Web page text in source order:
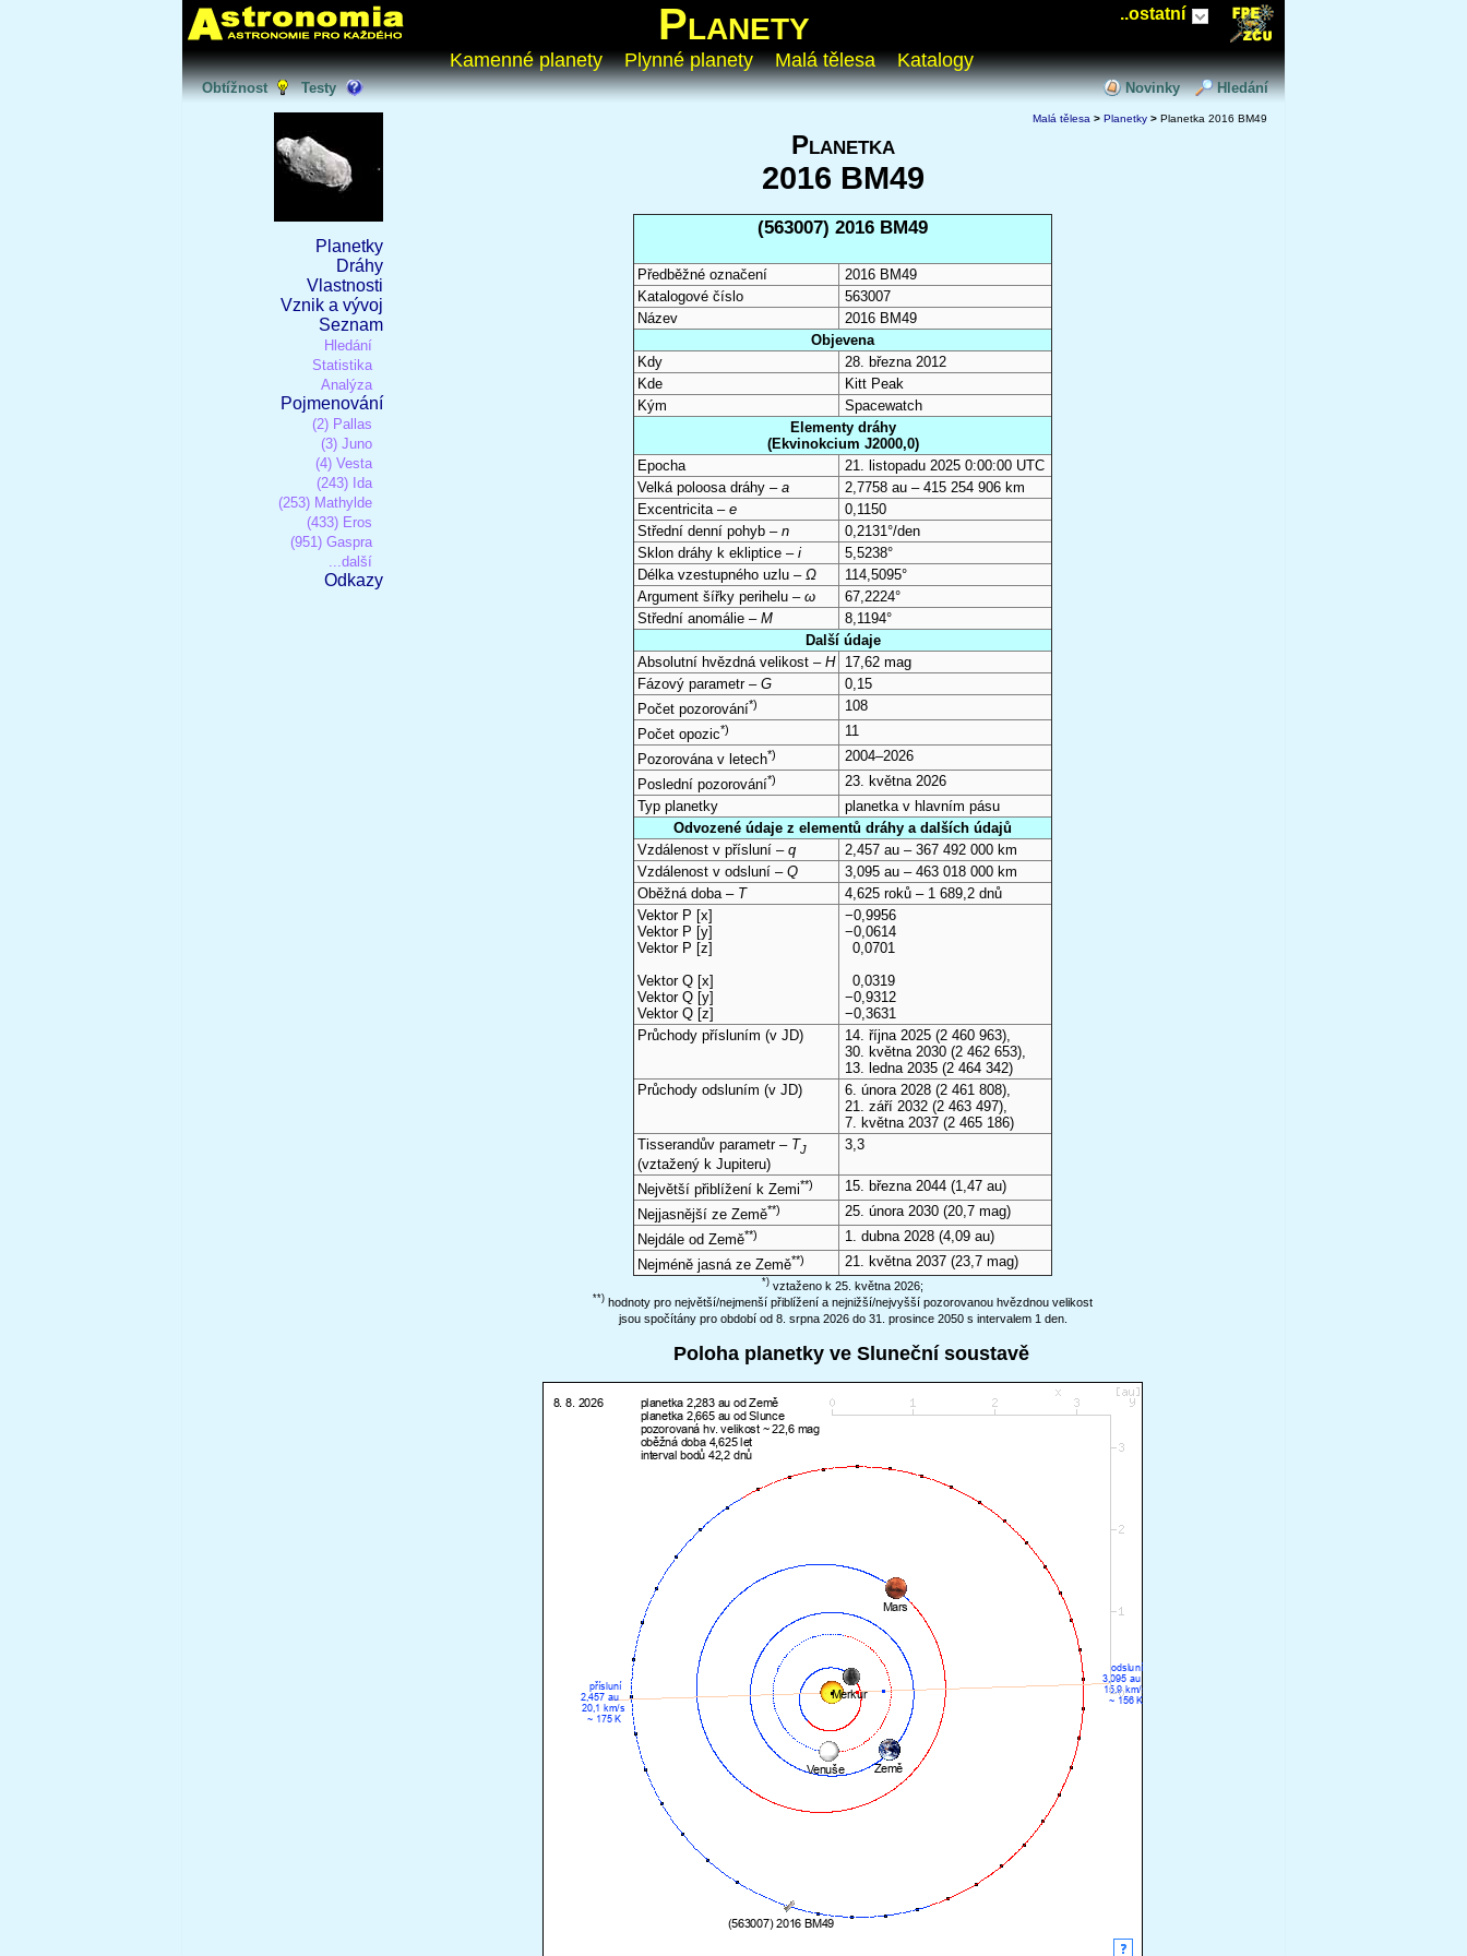
..ostatní
Planety
Kamenné planety Plynné planety Malá tělesa Katalogy
Obtížnost Testy Novinky Hledání
Planetky
Dráhy
Vlastnosti
Vznik a vývoj
Seznam
Hledání
Statistika
Analýza
Pojmenování
(2) Pallas
(3) Juno
(4) Vesta
(243) Ida
(253) Mathylde
(433) Eros
(951) Gaspra
...další
Odkazy
Malá tělesa > Planetky > Planetka 2016 BM49
Planetka
2016 BM49
(563007) 2016 BM49
Předběžné označení
2016 BM49
Katalogové číslo
563007
Název
2016 BM49
Objevena
Kdy
28. března 2012
Kde
Kitt Peak
Kým
Spacewatch
Elementy dráhy
(Ekvinokcium J2000,0)
Epocha
21. listopadu 2025 0:00:00 UTC
Velká poloosa dráhy – a
2,7758 au – 415 254 906 km
Excentricita – e
0,1150
Střední denní pohyb – n
0,2131°/den
Sklon dráhy k ekliptice – i
5,5238°
Délka vzestupného uzlu – Ω
114,5095°
Argument šířky perihelu – ω
67,2224°
Střední anomálie – M
8,1194°
Další údaje
Absolutní hvězdná velikost – H
17,62 mag
Fázový parametr – G
0,15
Počet pozorování*)
108
Počet opozic*)
11
Pozorována v letech*)
2004–2026
Poslední pozorování*)
23. května 2026
Typ planetky
planetka v hlavním pásu
Odvozené údaje z elementů dráhy a dalších údajů
Vzdálenost v přísluní – q
2,457 au – 367 492 000 km
Vzdálenost v odsluní – Q
3,095 au – 463 018 000 km
Oběžná doba – T
4,625 roků – 1 689,2 dnů
Vektor P [x]
Vektor P [y]
Vektor P [z]
Vektor Q [x]
Vektor Q [y]
Vektor Q [z]
−0,9956
−0,0614
0,0701
0,0319
−0,9312
−0,3631
Průchody přísluním (v JD) 14. října 2025 (2 460 963),
30. května 2030 (2 462 653),
13. ledna 2035 (2 464 342)
Průchody odsluním (v JD) 6. února 2028 (2 461 808),
21. září 2032 (2 463 497),
7. května 2037 (2 465 186)
Tisserandův parametr – TJ
(vztažený k Jupiteru)
3,3
Největší přiblížení k Zemi**) 15. března 2044 (1,47 au)
Nejjasnější ze Země**) 25. února 2030 (20,7 mag)
Nejdále od Země**) 1. dubna 2028 (4,09 au)
Nejméně jasná ze Země**) 21. května 2037 (23,7 mag)
*) vztaženo k 25. května 2026;
**) hodnoty pro největší/nejmenší přiblížení a nejnižší/nejvyšší pozorovanou hvězdnou velikost
jsou spočítány pro období od 8. srpna 2026 do 31. prosince 2050 s intervalem 1 den.
Poloha planetky ve Sluneční soustavě